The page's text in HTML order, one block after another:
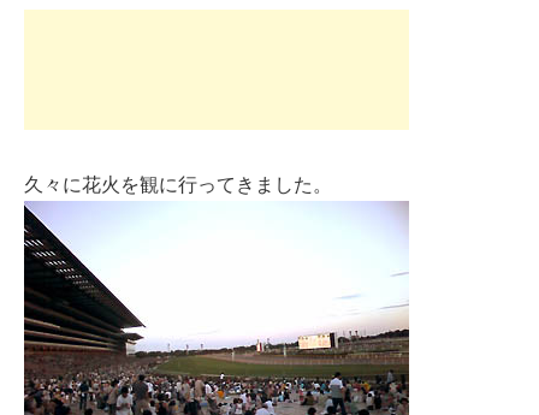
久々に花火を観に行ってきました。